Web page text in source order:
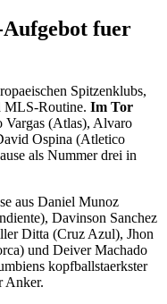
fuer
Spitzenklubs,
MLS-Routine. Im Tor
Vargas (Atlas), Alvaro
Ospina (Atletico
als Nummer drei in
aus Daniel Munoz
Davinson Sanchez
Ditta (Cruz Azul), Jhon
und Deiver Machado
kopfballstaerkster
Anker.